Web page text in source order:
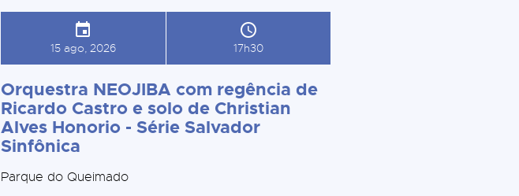
15 ago, 2026 17h30
Orquestra NEOJIBA com regência de
Ricardo Castro e solo de Christian
Alves Honorio - Série Salvador
Sinfônica
Parque do Queimado